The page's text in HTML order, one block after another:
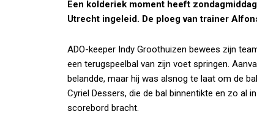
Een kolderiek moment heeft
Utrecht ingeleid. De ploeg van trainer
ADO-keeper Indy Groothuizen bewees zijn
een terugspeelbal van zijn voet springen.
belandde, maar hij was alsnog te laat om de
Cyriel Dessers, die de bal binnentikte en zo al
scorebord bracht.